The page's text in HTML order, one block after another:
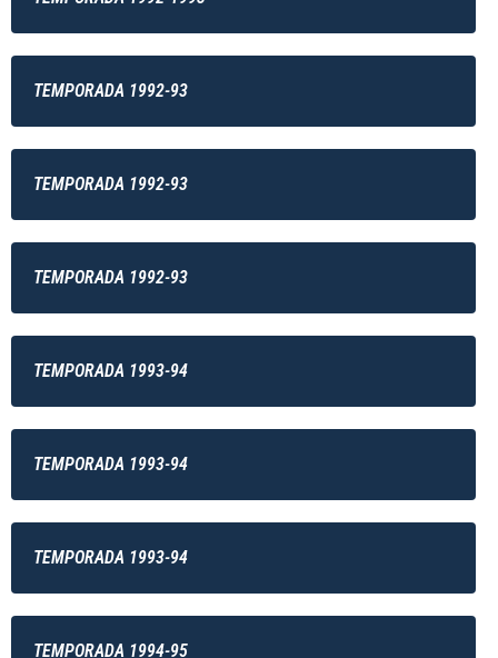
TEMPORADA 1992-93
TEMPORADA 1992-93
TEMPORADA 1992-93
TEMPORADA 1993-94
TEMPORADA 1993-94
TEMPORADA 1993-94
TEMPORADA 1994-95